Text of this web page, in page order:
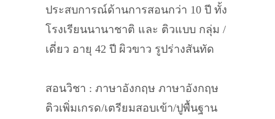
ประสบการณ์ด้านการสอนกว่า 10 ปี ทั้ง
โรงเรียนนานาชาติ และ ติวแบบ กลุ่ม /
เดี่ยว อายุ 42 ปี ผิวขาว รูปร่างสันทัด
สอนวิชา : ภาษาอังกฤษ ภาษาอังกฤษ
ติวเพิ่มเกรด/เตรียมสอบเข้า/ปูพื้นฐาน